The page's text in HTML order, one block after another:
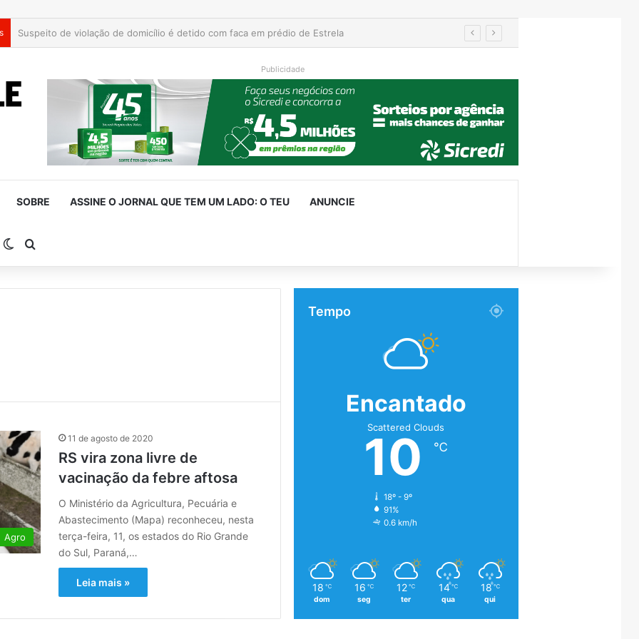
Aluno de 15 anos ataca professoras com facão em escola no Rio Grande do Sul
Publicidade
SOBRE ASSINE O JORNAL QUE TEM UM LADO: O TEU ANUNCIE
Lateral
Switch skin
Agro
11 de agosto de 2020
RS vira zona livre de
vacinação da febre aftosa
O Ministério da Agricultura, Pecuária e
Abastecimento (Mapa) reconheceu, nesta
terça-feira, 11, os estados do Rio Grande
do Sul, Paraná,…
Leia mais »
Tempo
Encantado
Scattered Clouds
10 ℃
18º - 9º
91%
0.6 km/h
18 ℃
dom
16 ℃
seg
12 ℃
ter
14 ℃
qua
18 ℃
qui